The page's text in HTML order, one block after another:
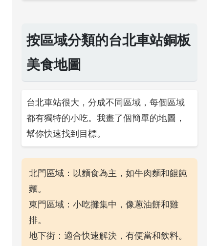
按區域分類的台北車站銅板
美食地圖
台北車站很大，分成不同區域，每個區域
都有獨特的小吃。我畫了個簡單的地圖，
幫你快速找到目標。
北門區域：以麵食為主，如牛肉麵和餛飩
麵。
東門區域：小吃攤集中，像蔥油餅和雞
排。
地下街：適合快速解決，有便當和飲料。